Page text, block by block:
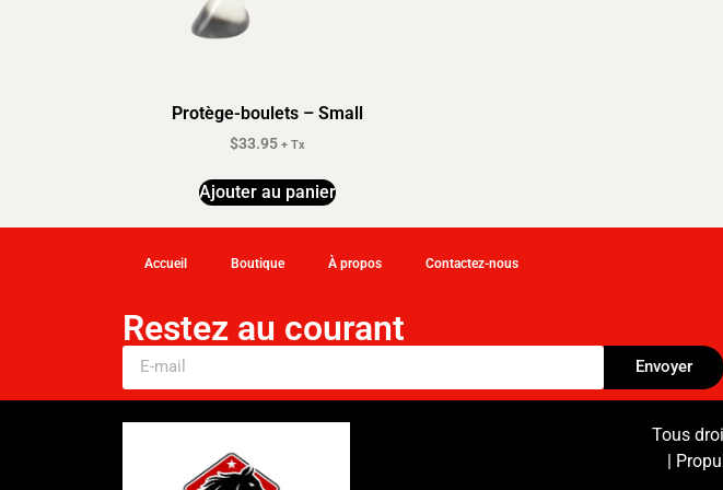
Protège-boulets – Small
$33.95 + Tx
Ajouter au panier
Accueil Boutique À propos Contactez-nous
Restez au courant
Envoyer
Tous
|